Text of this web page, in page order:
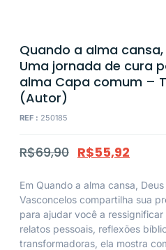
Quando a alma
Uma jornada de cura
alma Capa comum –
(Autor)
REF : 250185
R$69,90 R$55,92
Em Quando a alma cansa,
Vasconcelos compartilha sua
para ajudar você a
relatos pessoais, reflexões
transformadoras, ela mostra